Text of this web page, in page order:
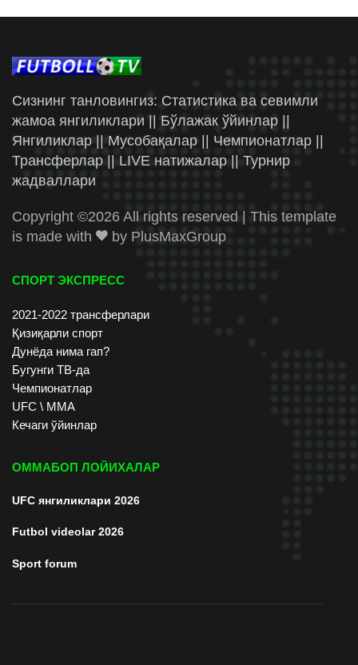
Сизнинг танловингиз: Статистика ва севимли
жамоа янгиликлари || Бўлажак ўйинлар ||
Янгиликлар || Мусобақалар || Чемпионатлар ||
Трансферлар || LIVE натижалар || Турнир
жадваллари
Copyright ©2026 All rights reserved | This template
is made with
by PlusMaxGroup
СПОРТ ЭКСПРЕСС
2021-2022 трансферлари
Қизиқарли спорт
Дунёда нима гап?
Бугунги ТВ-да
Чемпионатлар
UFC \ ММА
Кечаги ўйинлар
ОММАБОП ЛОЙИХАЛАР
UFC янгиликлари 2026
Futbol videolar 2026
Sport forum